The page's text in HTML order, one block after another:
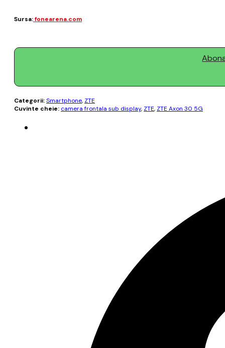
Sursa:fonearena.com
Categorii:Smartphone, ZTE
Cuvinte cheie: camera frontala sub display, ZTE, ZTE Axon 30 5G